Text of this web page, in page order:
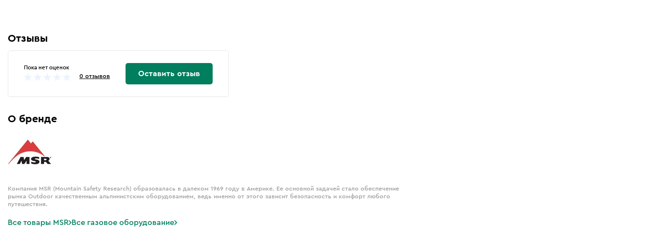
Отзывы
Пока нет оценок
0 отзывов Оставить отзыв
О бренде
Компания MSR (Mountain Safety Research) образовалась в далеком 1969 году в Америке. Ее основной задачей стало обеспечение
рынка Outdoor качественным альпинистским оборудованием, ведь именно от этого зависит безопасность и комфорт любого
путешествия.
Все товары MSR Все газовое оборудование